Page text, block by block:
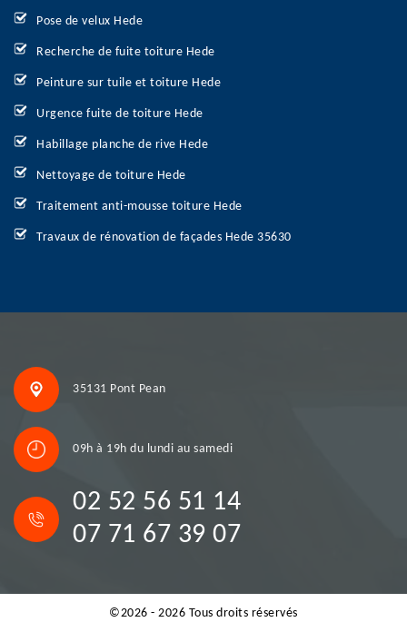
Pose de velux Hede
Recherche de fuite toiture Hede
Peinture sur tuile et toiture Hede
Urgence fuite de toiture Hede
Habillage planche de rive Hede
Nettoyage de toiture Hede
Traitement anti-mousse toiture Hede
Travaux de rénovation de façades Hede 35630
35131 Pont Pean
09h à 19h du lundi au samedi
02 52 56 51 14
07 71 67 39 07
©2026 - 2026 Tous droits réservés